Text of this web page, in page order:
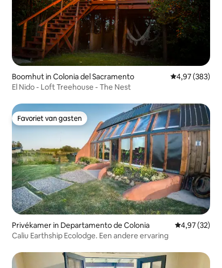
Boomhut in Colonia del Sacramento Gemiddelde
4,97 (383)
El Nido - Loft Treehouse - The Nest
Favoriet van gasten
Favoriet van gasten
Privékamer in Departamento de Colonia Gemiddelde
4,97 (32)
Caliu Earthship Ecolodge. Een andere ervaring